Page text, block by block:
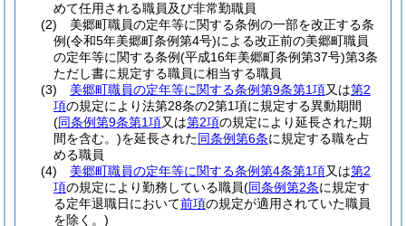
めて任用される職員及び非常勤職員
(2)
美郷町職員の定年等に関する条例の一部を改正する条
例(令和5年美郷町条例第4号)による改正前の美郷町職員
の定年等に関する条例(平成16年美郷町条例第37号)第3条
ただし書に規定する職員に相当する職員
(3)
美郷町職員の定年等に関する条例第9条第1項又は第2
項の規定により法第28条の2第1項に規定する異動期間
(同条例第9条第1項又は第2項の規定により延長された期
間を含む。)を延長された同条例第6条に規定する職を占
める職員
(4)
美郷町職員の定年等に関する条例第4条第1項又は第2
項の規定により勤務している職員(同条例第2条に規定す
る定年退職日において前項の規定が適用されていた職員
を除く。)